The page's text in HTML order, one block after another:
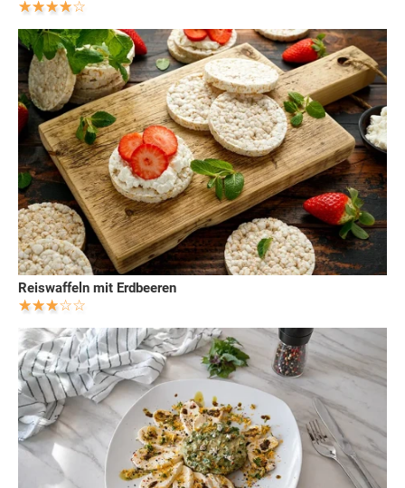
Reiswaffeln mit Erdbeeren